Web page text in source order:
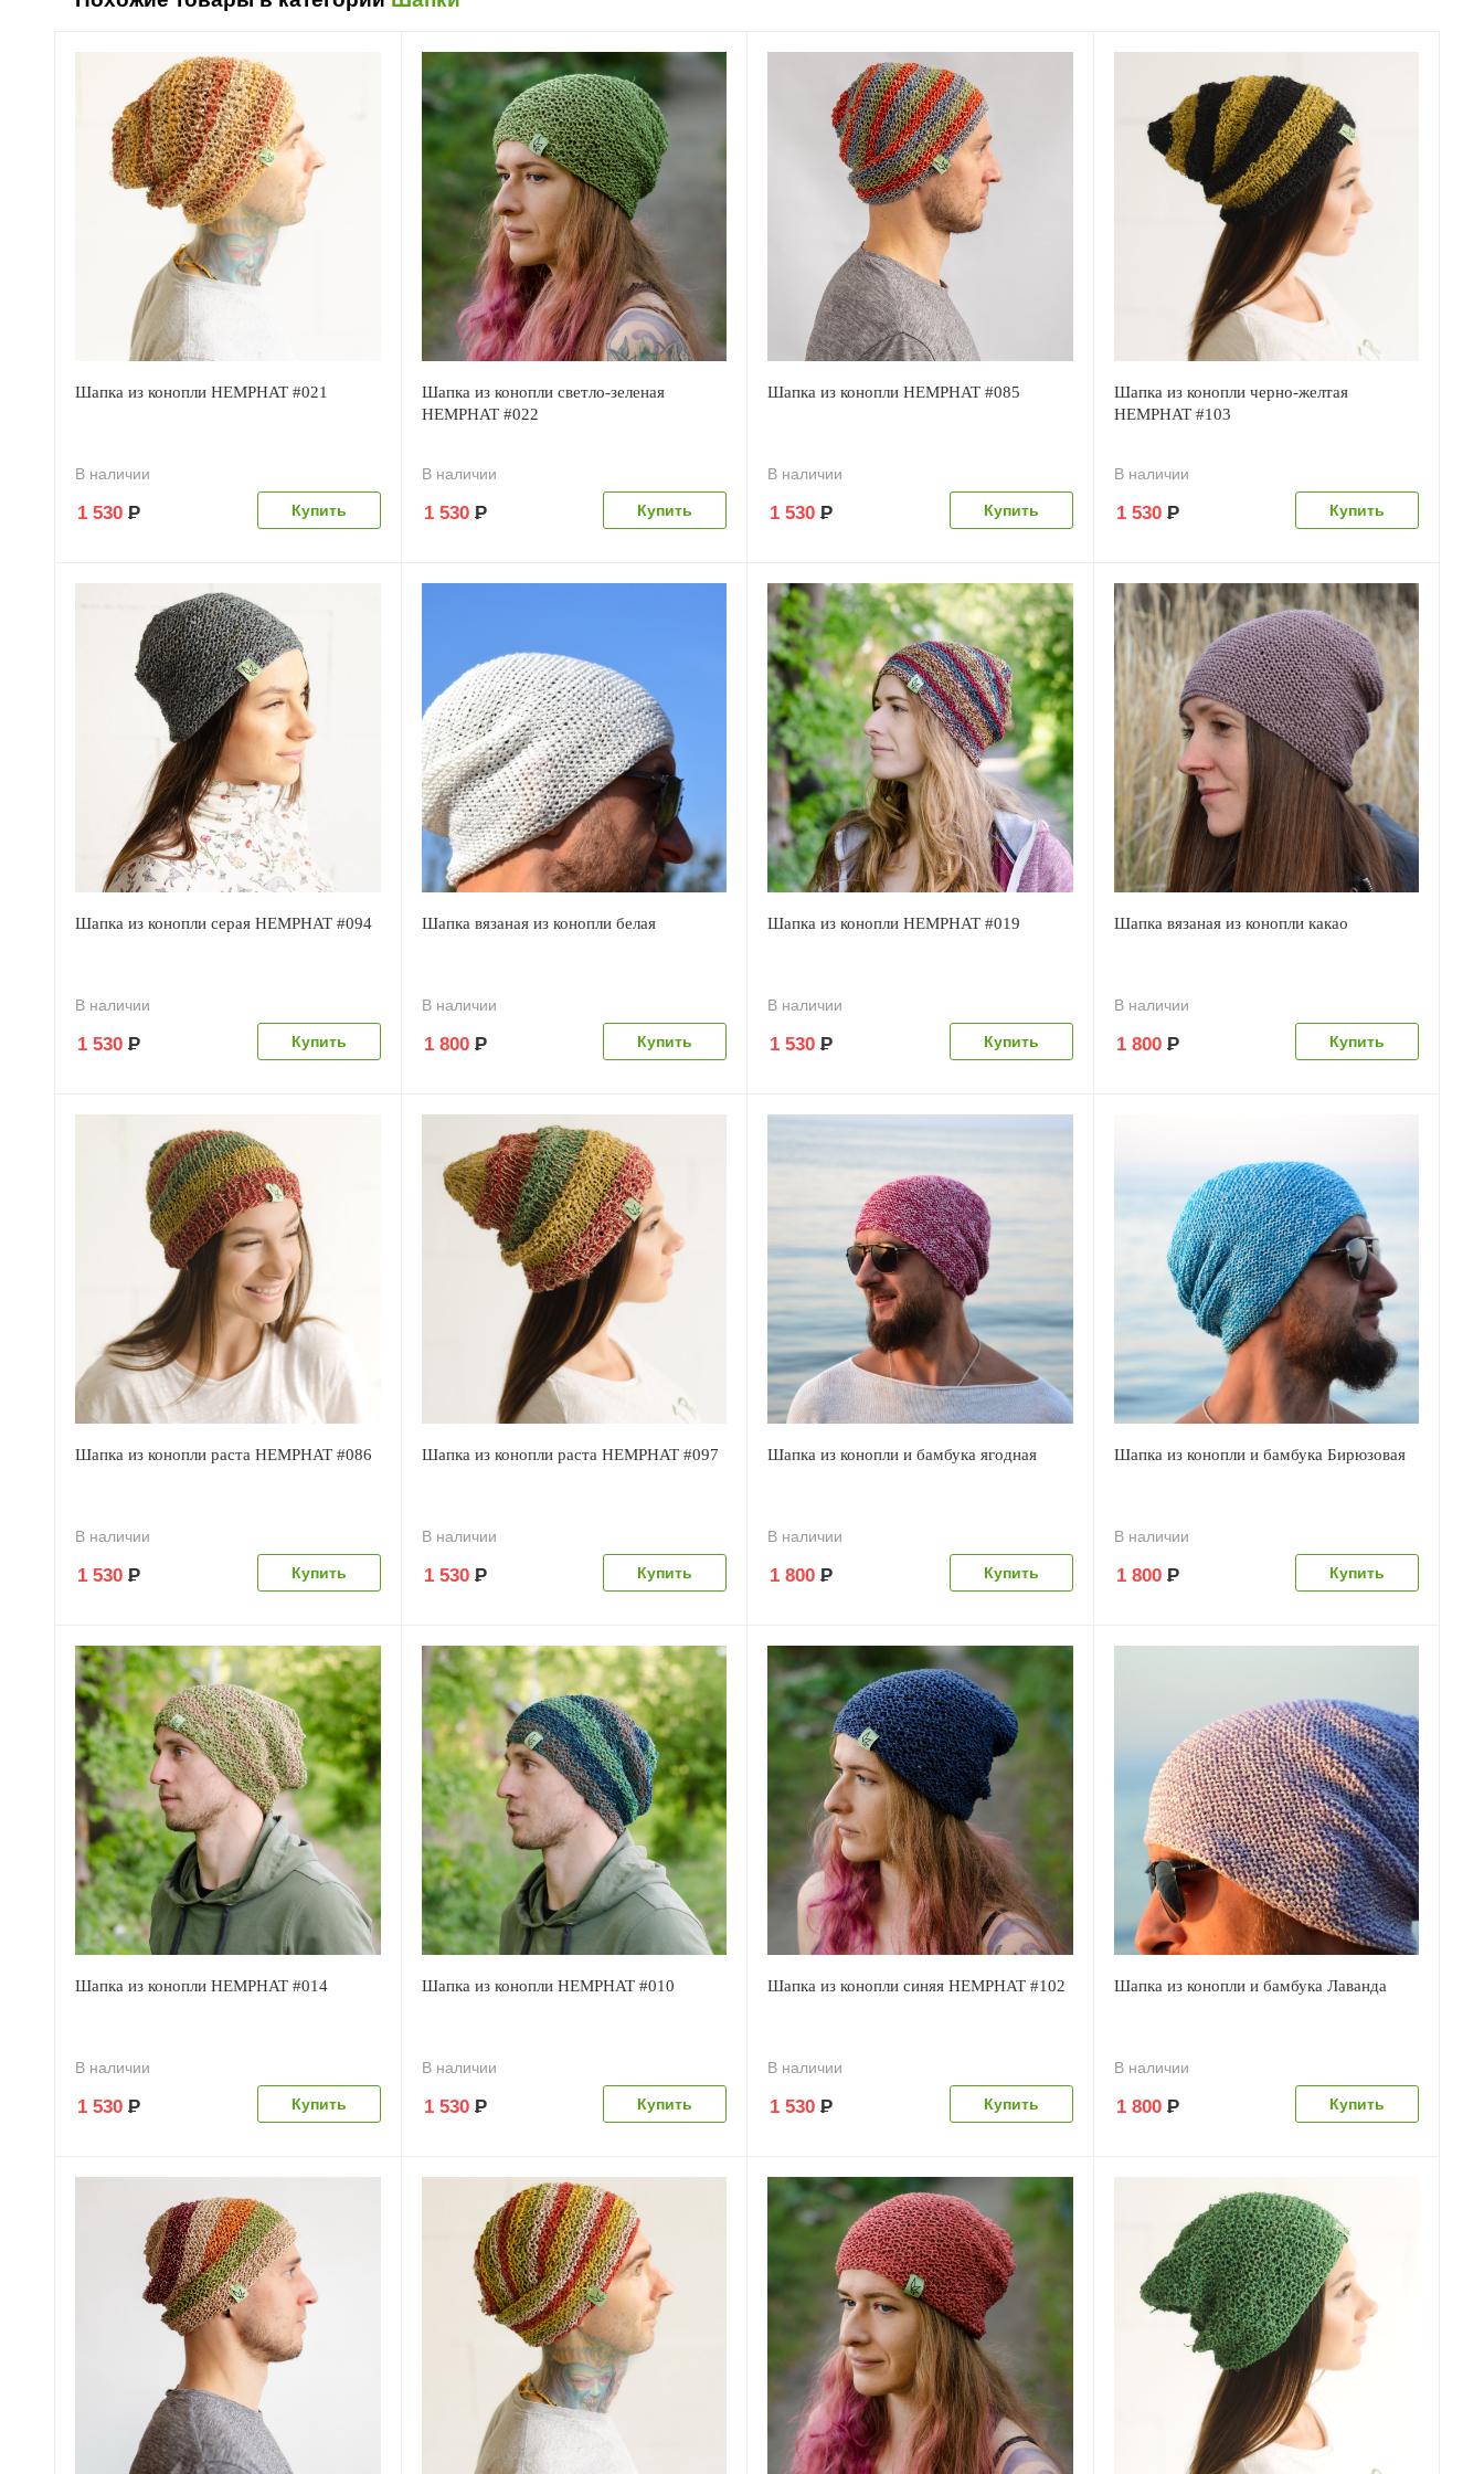
Шапка из конопли HEMPHAT #021
В наличии
1 530 Р
Шапка из конопли светло-зеленая
HEMPHAT #022
В наличии
1 530 Р
Шапка из конопли HEMPHAT #085
В наличии
1 530 Р
Шапка из конопли черно-желтая
HEMPHAT #103
В наличии
1 530 Р
Шапка из конопли серая HEMPHAT #094
В наличии
1 530 Р
Шапка вязаная из конопли белая
В наличии
1 800 Р
Шапка из конопли HEMPHAT #019
В наличии
1 530 Р
Шапка вязаная из конопли какао
В наличии
1 800 Р
Шапка из конопли раста HEMPHAT #086
В наличии
1 530 Р
Шапка из конопли раста HEMPHAT #097
В наличии
1 530 Р
Шапка из конопли и бамбука ягодная
В наличии
1 800 Р
Шапка из конопли и бамбука Бирюзовая
В наличии
1 800 Р
Шапка из конопли HEMPHAT #014
В наличии
1 530 Р
Шапка из конопли HEMPHAT #010
В наличии
1 530 Р
Шапка из конопли синяя HEMPHAT #102
В наличии
1 530 Р
Шапка из конопли и бамбука Лаванда
В наличии
1 800 Р